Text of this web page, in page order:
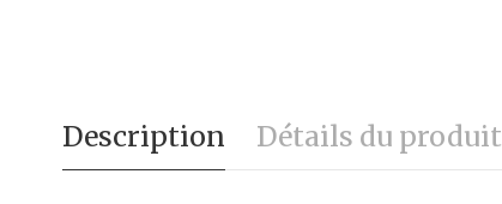
Description Détails du produit